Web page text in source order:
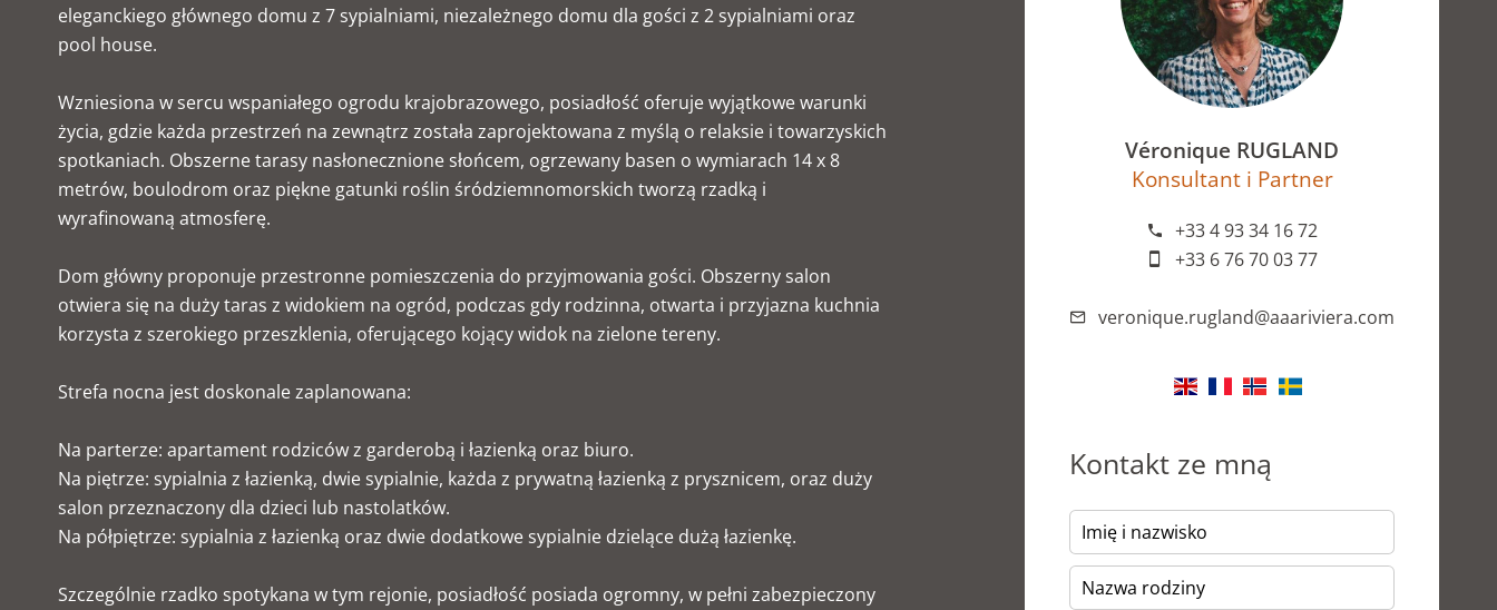
eleganckiego głównego domu z 7 sypialniami, niezależnego domu dla gości z 2 sypialniami oraz
pool house.
Wzniesiona w sercu wspaniałego ogrodu krajobrazowego, posiadłość oferuje wyjątkowe warunki
życia, gdzie każda przestrzeń na zewnątrz została zaprojektowana z myślą o relaksie i towarzyskich
spotkaniach. Obszerne tarasy nasłonecznione słońcem, ogrzewany basen o wymiarach 14 x 8
metrów, boulodrom oraz piękne gatunki roślin śródziemnomorskich tworzą rzadką i
wyrafinowaną atmosferę.
Dom główny proponuje przestronne pomieszczenia do przyjmowania gości. Obszerny salon
otwiera się na duży taras z widokiem na ogród, podczas gdy rodzinna, otwarta i przyjazna kuchnia
korzysta z szerokiego przeszklenia, oferującego kojący widok na zielone tereny.
Strefa nocna jest doskonale zaplanowana:
Na parterze: apartament rodziców z garderobą i łazienką oraz biuro.
Na piętrze: sypialnia z łazienką, dwie sypialnie, każda z prywatną łazienką z prysznicem, oraz duży
salon przeznaczony dla dzieci lub nastolatków.
Na półpiętrze: sypialnia z łazienką oraz dwie dodatkowe sypialnie dzielące dużą łazienkę.
Szczególnie rzadko spotykana w tym rejonie, posiadłość posiada ogromny, w pełni zabezpieczony
Véronique RUGLAND
Konsultant i Partner
+33 4 93 34 16 72
+33 6 76 70 03 77
veronique.rugland@aaariviera.com
Kontakt ze mną